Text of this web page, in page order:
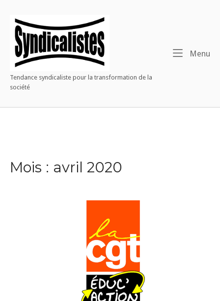
Warning
: Constant WP_CRON_LOCK_TIMEOUT already defined in
/htdocs/wp-config.phpon line
content
Home
Tendance syndicaliste pour la transformation de la
société
Menu
Mois : avril 2020